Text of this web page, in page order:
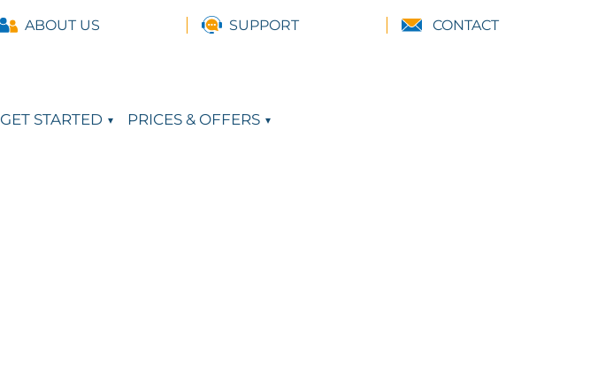
ABOUT US SUPPORT CONTACT
GET STARTED PRICES & OFFERS